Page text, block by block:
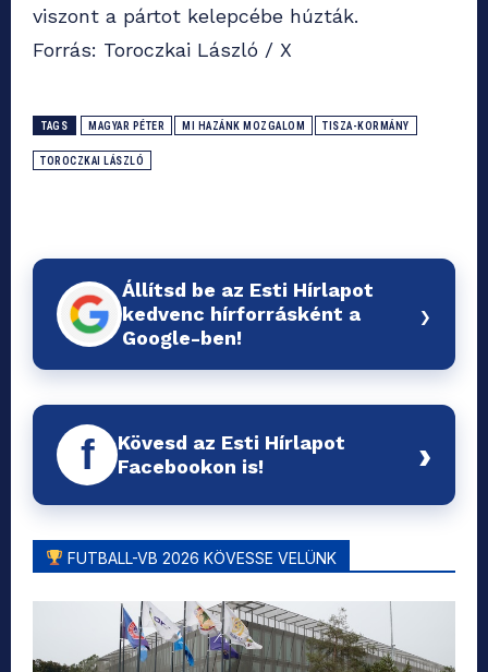
viszont a pártot kelepcébe húzták.
Forrás: Toroczkai László / X
TAGS MAGYAR PÉTER MI HAZÁNK MOZGALOM TISZA-KORMÁNY
TOROCZKAI LÁSZLÓ
Állítsd be az Esti Hírlapot
kedvenc hírforrásként a
Google-ben!
›
f
Kövesd az Esti Hírlapot
Facebookon is!
›
FUTBALL-VB 2026 KÖVESSE VELÜNK